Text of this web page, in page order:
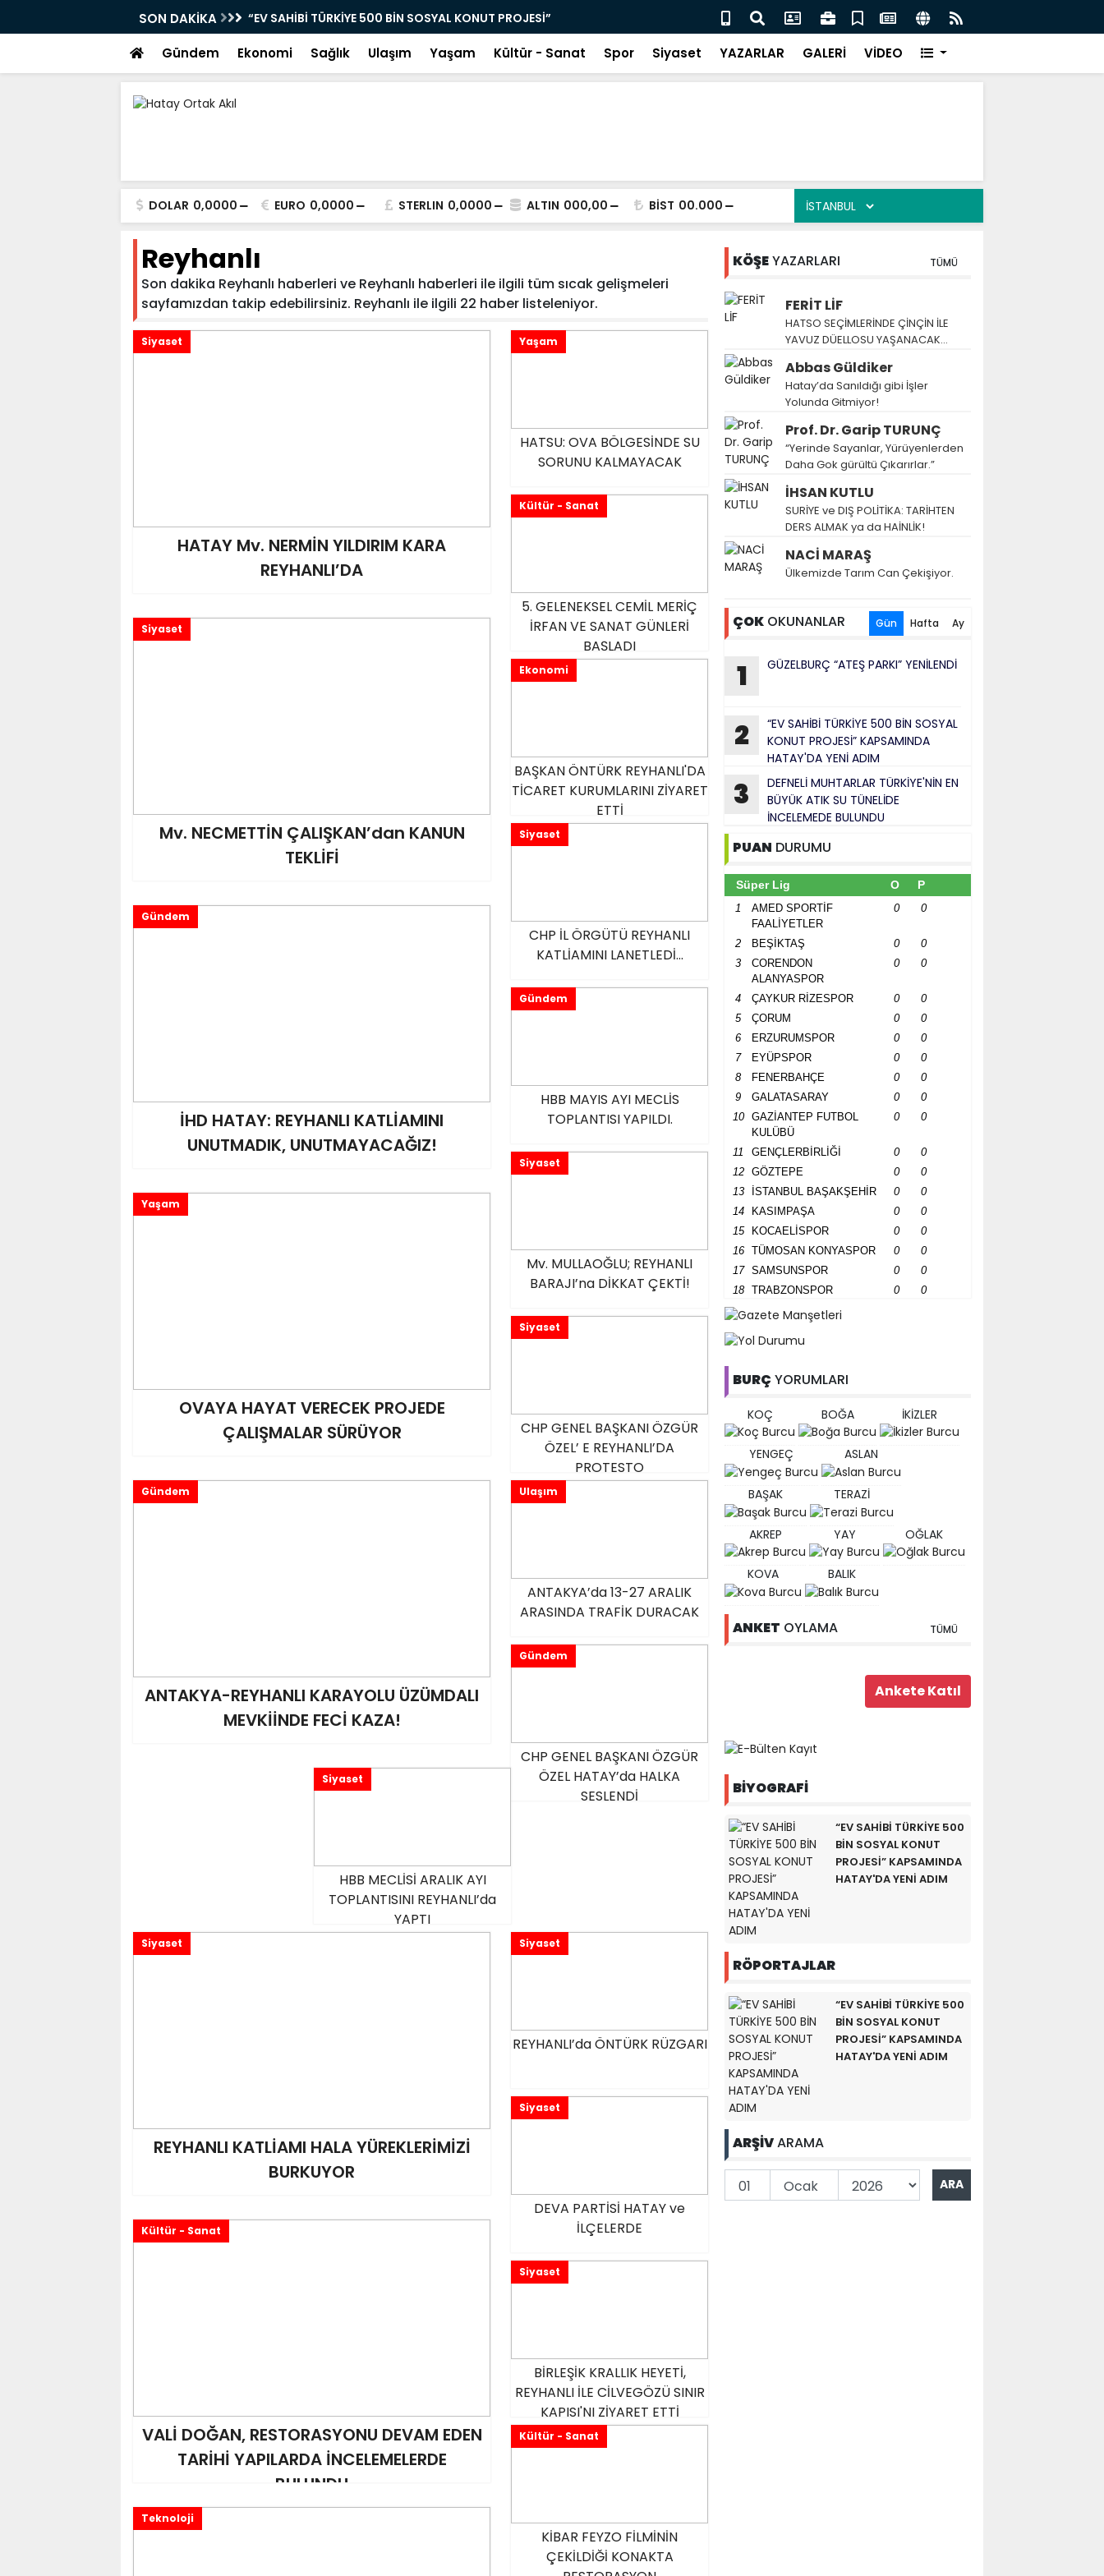
SON DAKİKA
“EV SAHİBİ TÜRKİYE 500 BİN SOSYAL KONUT PROJESİ”
KAPSAMINDA HATAY'DA YENİ ADIM
GÜZELBURÇ “ATEŞ PARKI” YENİLENDİ
KİSECİK TOKİLERE TOPLU ULAŞIMI BAŞLADI
HMKÜ’den Açıklama: TÜBİTAK 1001 Proje Sayısı 60’a
Yükseldi
“YENİ PARTİ” PAYAS’ta ERDİNÇ KESKİN DEDİ.
TBMM’sine SUNULAN ‘ÇERÇEVE YASA’ BARIŞI
HİKMET ÇİNÇİN ve EKİBİNDEN BAŞKAN EMRAH KARAÇAY’a
Gündem Ekonomi Sağlık Ulaşım Yaşam Kültür - Sanat Spor Siyaset YAZARLAR GALERİ VİDEO
DOLAR 0,0000 EURO 0,0000 STERLIN 0,0000 ALTIN 000,00 BİST 00.000
Reyhanlı
Son dakika Reyhanlı haberleri ve Reyhanlı haberleri ile ilgili tüm sıcak gelişmeleri
sayfamızdan takip edebilirsiniz. Reyhanlı ile ilgili 22 haber listeleniyor.
Siyaset
HATAY Mv. NERMİN YILDIRIM KARA
REYHANLI’DA
Yaşam
HATSU: OVA BÖLGESİNDE SU
SORUNU KALMAYACAK
Kültür - Sanat
5. GELENEKSEL CEMİL MERİÇ
İRFAN VE SANAT GÜNLERİ
BAŞLADI
Siyaset
Mv. NECMETTİN ÇALIŞKAN’dan KANUN
TEKLİFİ
Ekonomi
BAŞKAN ÖNTÜRK REYHANLI'DA
TİCARET KURUMLARINI ZİYARET
ETTİ
Siyaset
CHP İL ÖRGÜTÜ REYHANLI
KATLİAMINI LANETLEDİ...
Gündem
İHD HATAY: REYHANLI KATLİAMINI
UNUTMADIK, UNUTMAYACAĞIZ!
Gündem
HBB MAYIS AYI MECLİS
TOPLANTISI YAPILDI.
Siyaset
Mv. MULLAOĞLU; REYHANLI
BARAJI’na DİKKAT ÇEKTİ!
Yaşam
OVAYA HAYAT VERECEK PROJEDE
ÇALIŞMALAR SÜRÜYOR
Siyaset
CHP GENEL BAŞKANI ÖZGÜR
ÖZEL’ E REYHANLI’DA
PROTESTO
Ulaşım
ANTAKYA’da 13-27 ARALIK
ARASINDA TRAFİK DURACAK
Gündem
ANTAKYA-REYHANLI KARAYOLU ÜZÜMDALI
MEVKİİNDE FECİ KAZA!
Gündem
CHP GENEL BAŞKANI ÖZGÜR
ÖZEL HATAY’da HALKA
SESLENDİ
Siyaset
HBB MECLİSİ ARALIK AYI
TOPLANTISINI REYHANLI’da
YAPTI
Siyaset
REYHANLI KATLİAMI HALA YÜREKLERİMİZİ
BURKUYOR
Siyaset
REYHANLI’da ÖNTÜRK RÜZGARI
Siyaset
DEVA PARTİSİ HATAY ve
İLÇELERDE
Kültür - Sanat
VALİ DOĞAN, RESTORASYONU DEVAM EDEN
TARİHİ YAPILARDA İNCELEMELERDE
BULUNDU
Siyaset
BİRLEŞİK KRALLIK HEYETİ,
REYHANLI İLE CİLVEGÖZÜ SINIR
KAPISI'NI ZİYARET ETTİ
Kültür - Sanat
KİBAR FEYZO FİLMİNİN
ÇEKİLDİĞİ KONAKTA
Teknoloji
KÖŞEYAZARLARI TÜMÜ
FERİT LİF
HATSO SEÇİMLERİNDE ÇİNÇİN İLE
YAVUZ DÜELLOSU YAŞANACAK…
Abbas Güldiker
Hatay’da Sanıldığı gibi İşler
Yolunda Gitmiyor!
Prof. Dr. Garip TURUNÇ
“Yerinde Sayanlar, Yürüyenlerden
Daha Gok gürültü Çıkarırlar.”
İHSAN KUTLU
SURİYE ve DIŞ POLİTİKA: TARİHTEN
DERS ALMAK ya da HAİNLİK!
NACİ MARAŞ
Ülkemizde Tarım Can Çekişiyor.
ÇOK OKUNANLAR Gün Hafta Ay
1 GÜZELBURÇ “ATEŞ PARKI” YENİLENDİ
2
“EV SAHİBİ TÜRKİYE 500 BİN SOSYAL
KONUT PROJESİ” KAPSAMINDA
HATAY'DA YENİ ADIM
3
DEFNELİ MUHTARLAR TÜRKİYE'NİN EN
BÜYÜK ATIK SU TÜNELİDE
İNCELEMEDE BULUNDU
PUAN DURUMU
Süper Lig O P
1
AMED SPORTİF
FAALİYETLER
0 0
2 BEŞİKTAŞ 0
0
3
CORENDON
ALANYASPOR
0 0
4 ÇAYKUR RİZESPOR 0
0
5
ÇORUM 0
0
6
ERZURUMSPOR 0
0
7
EYÜPSPOR 0
0
8
FENERBAHÇE 0
0
9
GALATASARAY 0
0
10
GAZİANTEP FUTBOL
KULÜBÜ
0 0
11 GENÇLERBİRLİĞİ 0
0
12
GÖZTEPE 0
0
13
İSTANBUL BAŞAKŞEHİR 0
0
14
KASIMPAŞA 0
0
15
KOCAELİSPOR 0
0
16
TÜMOSAN KONYASPOR 0
0
17
SAMSUNSPOR 0
0
18
TRABZONSPOR 0 0
BURÇ YORUMLARI
KOÇ BOĞA İKİZLER
YENGEÇ ASLAN
BAŞAK TERAZİ
AKREP YAY OĞLAK
KOVA BALIK
ANKET OYLAMA TÜMÜ
BİYOGRAFİ
“EV SAHİBİ TÜRKİYE 500
BİN SOSYAL KONUT
PROJESİ” KAPSAMINDA
HATAY'DA YENİ ADIM
RÖPORTAJLAR
“EV SAHİBİ TÜRKİYE 500
BİN SOSYAL KONUT
PROJESİ” KAPSAMINDA
HATAY'DA YENİ ADIM
ARŞİVARAMA